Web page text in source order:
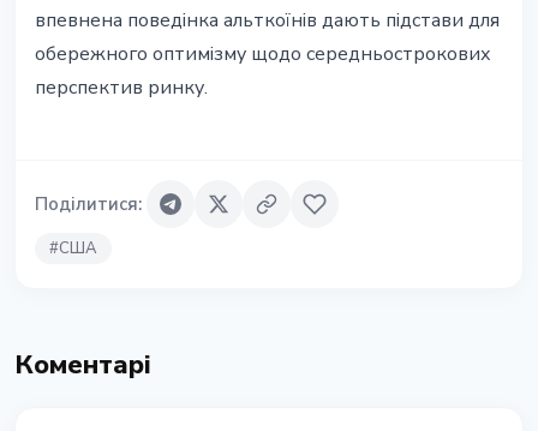
впевнена поведінка альткоїнів дають підстави для
обережного оптимізму щодо середньострокових
перспектив ринку.
Поділитися:
#США
Коментарі